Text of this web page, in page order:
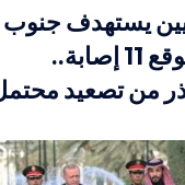
يستهدف جنوب
السعودية ويوقع 11 إصابة..
من تصعيد